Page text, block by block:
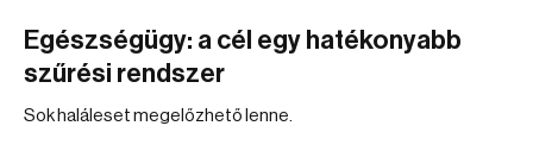
Egészségügy: a cél egy hatékonyabb
szűrési rendszer
Sok haláleset megelőzhető lenne.